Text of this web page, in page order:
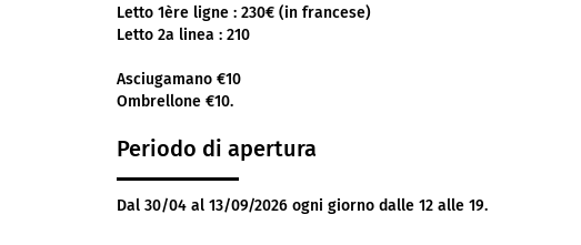
Letto 1ère ligne : 230€ (in francese)
Letto 2a linea : 210
Asciugamano €10
Ombrellone €10.
Periodo di apertura
Dal 30/04 al 13/09/2026 ogni giorno dalle 12 alle 19.